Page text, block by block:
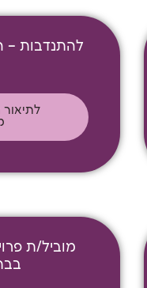
להתנדבות
מוביל/ת